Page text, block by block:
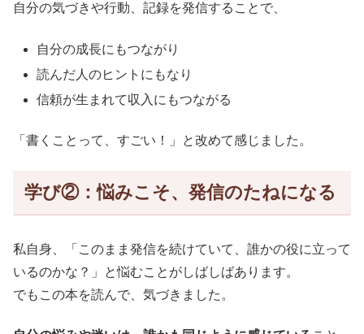
自分の気づきや行動、記録を発信することで、
自分の成長にもつながり
読んだ人のヒントにもなり
信頼が生まれて収入にもつながる
「書くことって、すごい！」と改めて感じました。
学び②：悩みこそ、発信のたねになる
私自身、「このまま発信を続けていて、誰かの役に立って
いるのかな？」と悩むことがしばしばあります。
でもこの本を読んで、気づきました。